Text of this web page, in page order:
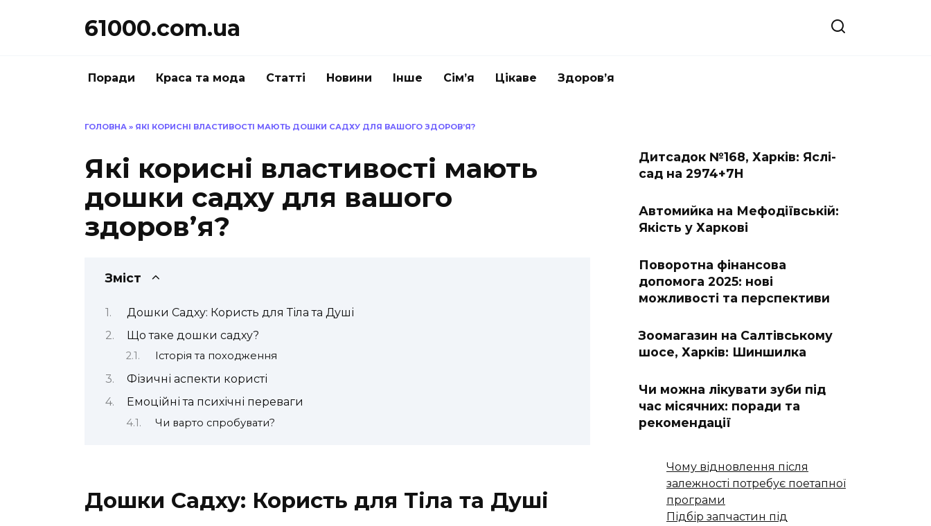
61000.com.ua
Поради Краса та мода Статті Новини Інше Сім’я Цікаве Здоров’я
ГОЛОВНА » ЯКІ КОРИСНІ ВЛАСТИВОСТІ МАЮТЬ ДОШКИ САДХУ ДЛЯ ВАШОГО ЗДОРОВ’Я?
Які корисні властивості мають
дошки садху для вашого
здоров’я?
Зміст
Дошки Садху: Користь для Тіла та Душі
Що таке дошки садху?
Історія та походження
Фізичні аспекти користі
Емоційні та психічні переваги
Чи варто спробувати?
Дошки Садху: Користь для Тіла та Душі
Дитсадок №168, Харків: Яслі-
сад на 2974+7H
Автомийка на Мефодіївській:
Якість у Харкові
Поворотна фінансова
допомога 2025: нові
можливості та перспективи
Зоомагазин на Салтівському
шосе, Харків: Шиншилка
Чи можна лікувати зуби під
час місячних: поради та
рекомендації
Чому відновлення після
залежності потребує поетапної
програми
Підбір запчастин під